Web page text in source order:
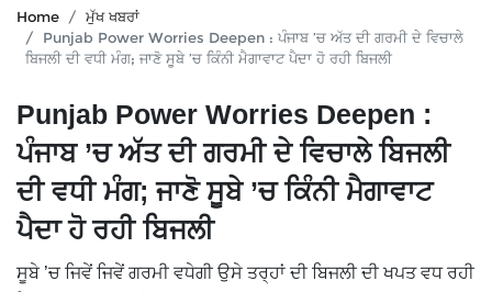
Home
ਮੁੱਖ ਖਬਰਾਂ
Punjab Power Worries Deepen : ਪੰਜਾਬ ’ਚ ਅੱਤ ਦੀ ਗਰਮੀ ਦੇ ਵਿਚਾਲੇ
ਬਿਜਲੀ ਦੀ ਵਧੀ ਮੰਗ; ਜਾਣੋ ਸੂਬੇ ’ਚ ਕਿੰਨੀ ਮੈਗਾਵਾਟ ਪੈਦਾ ਹੋ ਰਹੀ ਬਿਜਲੀ
Punjab Power Worries Deepen :
ਪੰਜਾਬ ’ਚ ਅੱਤ ਦੀ ਗਰਮੀ ਦੇ ਵਿਚਾਲੇ ਬਿਜਲੀ
ਦੀ ਵਧੀ ਮੰਗ; ਜਾਣੋ ਸੂਬੇ ’ਚ ਕਿੰਨੀ ਮੈਗਾਵਾਟ
ਪੈਦਾ ਹੋ ਰਹੀ ਬਿਜਲੀ
ਸੂਬੇ ’ਚ ਜਿਵੇਂ ਜਿਵੇਂ ਗਰਮੀ ਵਧੇਗੀ ਉਸੇ ਤਰ੍ਹਾਂ ਦੀ ਬਿਜਲੀ ਦੀ ਖਪਤ ਵਧ ਰਹੀ